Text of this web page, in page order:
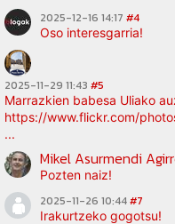
2025-12-16 14:17 #4
Oso interesgarria!
2025-11-29 11:43 #5
Marrazkien babesa Uliako
https://www.flickr.com/
...
Mikel Asurmendi
Pozten naiz!
2025-11-26 10:44#7
Irakurtzeko gogotsu!